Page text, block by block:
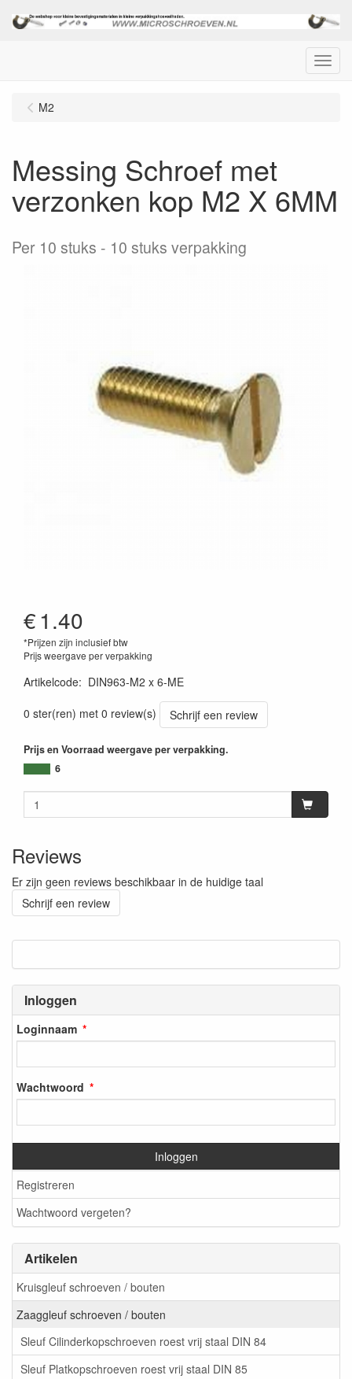
Menu
Inloggen
Loginnaam
Wachtwoord
Inloggen
Registreren
Wachtwoord vergeten?
Artikelen
Kruisgleuf schroeven / bouten
Zaaggleuf schroeven / bouten
Sleuf Cilinderkopschroeven roest vrij staal DIN 84
Sleuf Platkopschroeven roest vrij staal DIN 85
M2
Messing Schroef met
verzonken kop M2 X 6MM
Per 10 stuks 10 stuks verpakking
€1.40
*Prijzen zijn inclusief btw
Prijs weergave per verpakking
Artikelcode: DIN963-M2 x 6-ME
0 ster(ren) met 0 review(s)
Schrijf een review
Prijs en Voorraad weergave per verpakking.
6
Reviews
Er zijn geen reviews beschikbaar in de huidige taal
Schrijf een review